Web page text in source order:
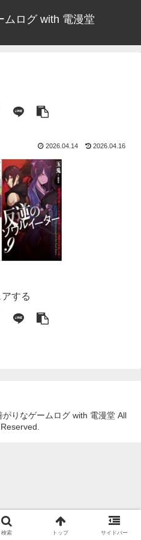
ムログ with 電漫堂
2026.04.14 2026.04.16
アする
りなゲームログ with 電漫堂 All
検索 トップ サイドバー